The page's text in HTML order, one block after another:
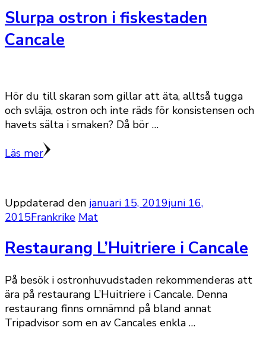
Slurpa ostron i fiskestaden
Cancale
Hör du till skaran som gillar att äta, alltså tugga
och svläja, ostron och inte räds för konsistensen och
havets sälta i smaken? Då bör …
Läs mer
Uppdaterad den januari 15, 2019juni 16,
2015Frankrike Mat
Restaurang L’Huitriere i Cancale
På besök i ostronhuvudstaden rekommenderas att
ära på restaurang L’Huitriere i Cancale. Denna
restaurang finns omnämnd på bland annat
Tripadvisor som en av Cancales enkla …